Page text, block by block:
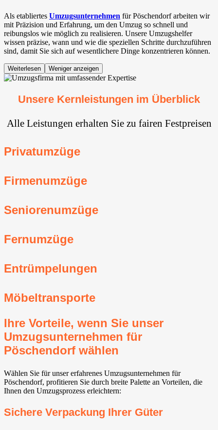
Als etabliertes Umzugsunternehmen für Pöschendorf arbeiten wir
mit Präzision und Erfahrung, um den Umzug so schnell und
reibungslos wie möglich zu realisieren. Unsere Umzugshelfer
wissen präzise, wann und wie die speziellen Schritte durchzuführen
sind, damit Sie sich auf wesentlichere Dinge konzentrieren können.
Weiterlesen Weniger anzeigen
Unsere Kernleistungen im Überblick
Alle Leistungen erhalten Sie zu fairen Festpreisen
Privatumzüge
Firmenumzüge
Seniorenumzüge
Fernumzüge
Entrümpelungen
Möbeltransporte
Ihre Vorteile, wenn Sie unser
Umzugsunternehmen für
Pöschendorf wählen
Wählen Sie für unser erfahrenes Umzugsunternehmen für
Pöschendorf, profitieren Sie durch breite Palette an Vorteilen, die
Ihnen den Umzugsprozess erleichtern:
Sichere Verpackung Ihrer Güter